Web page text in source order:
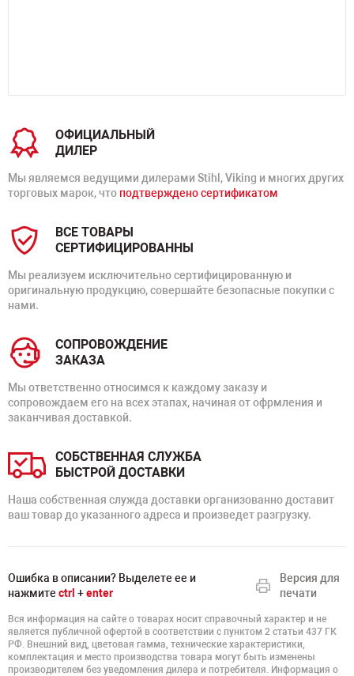
ОФИЦИАЛЬНЫЙ
ДИЛЕР
Мы являемся ведущими дилерами Stihl, Viking и многих других
торговых марок, что подтверждено сертификатом
ВСЕ ТОВАРЫ
СЕРТИФИЦИРОВАННЫ
Мы реализуем исключительно сертифицированную и
оригинальную продукцию, совершайте безопасные покупки с
нами.
СОПРОВОЖДЕНИЕ
ЗАКАЗА
Мы ответственно относимся к каждому заказу и
сопровождаем его на всех этапах, начиная от офрмления и
заканчивая доставкой.
СОБСТВЕННАЯ СЛУЖБА
БЫСТРОЙ ДОСТАВКИ
Наша собственная служда доставки организованно доставит
ваш товар до указанного адреса и произведет разгрузку.
Ошибка в описании? Выделете ее и
нажмите ctrl +enter
Версия для
печати
Вся информация на сайте о товарах носит справочный характер и не
является публичной офертой в соответствии с пунктом 2 статьи 437 ГК
РФ. Внешний вид, цветовая гамма, технические характеристики,
комплектация и место производства товара могут быть изменены
производителем без уведомления дилера и потребителя. Информация о